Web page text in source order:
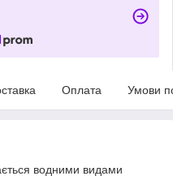
Оплата Умови
водними видами